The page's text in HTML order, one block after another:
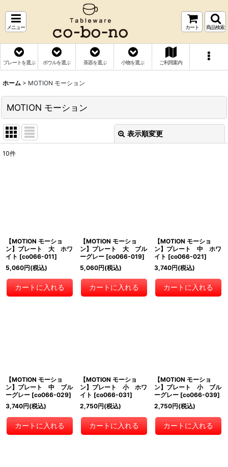
メニュー カート 商品検索
プレートを選ぶ ボウルを選ぶ 茶器を選ぶ 小物を選ぶ ご利用案内
ホーム > MOTION モーション
MOTION モーション
表示順変更
10件
【MOTION モーショ
ン】プレート 大 ホワ
イト [co066-011]
5,060円(税込)
カートに入れる
【MOTION モーショ
ン】プレート 大 ブル
ーグレー [co066-019]
5,060円(税込)
カートに入れる
【MOTION モーショ
ン】プレート 中 ホワ
イト [co066-021]
3,740円(税込)
カートに入れる
【MOTION モーショ
ン】プレート 中 ブル
ーグレー [co066-029]
3,740円(税込)
カートに入れる
【MOTION モーショ
ン】プレート 小 ホワ
イト [co066-031]
2,750円(税込)
カートに入れる
【MOTION モーショ
ン】プレート 小 ブル
ーグレー [co066-039]
2,750円(税込)
カートに入れる